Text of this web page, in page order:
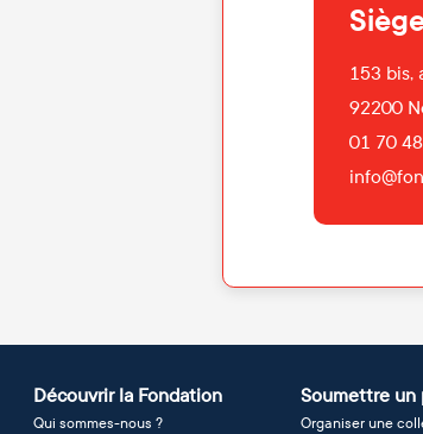
153 bis,
92200
01 70
Découvrir la Fondation
Qui sommes-nous ?
Soumettre un
Organiser une